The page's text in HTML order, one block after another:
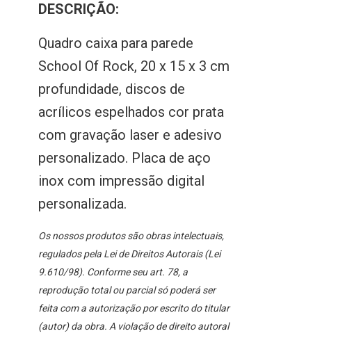
DESCRIÇÃO:
Quadro caixa para parede
School Of Rock, 20 x 15 x 3 cm
profundidade, discos de
acrílicos espelhados cor prata
com gravação laser e adesivo
personalizado. Placa de aço
inox com impressão digital
personalizada.
Os nossos produtos são obras intelectuais,
regulados pela Lei de Direitos Autorais (Lei
9.610/98). Conforme seu art. 78, a
reprodução total ou parcial só poderá ser
feita com a autorização por escrito do titular
(autor) da obra. A violação de direito autoral